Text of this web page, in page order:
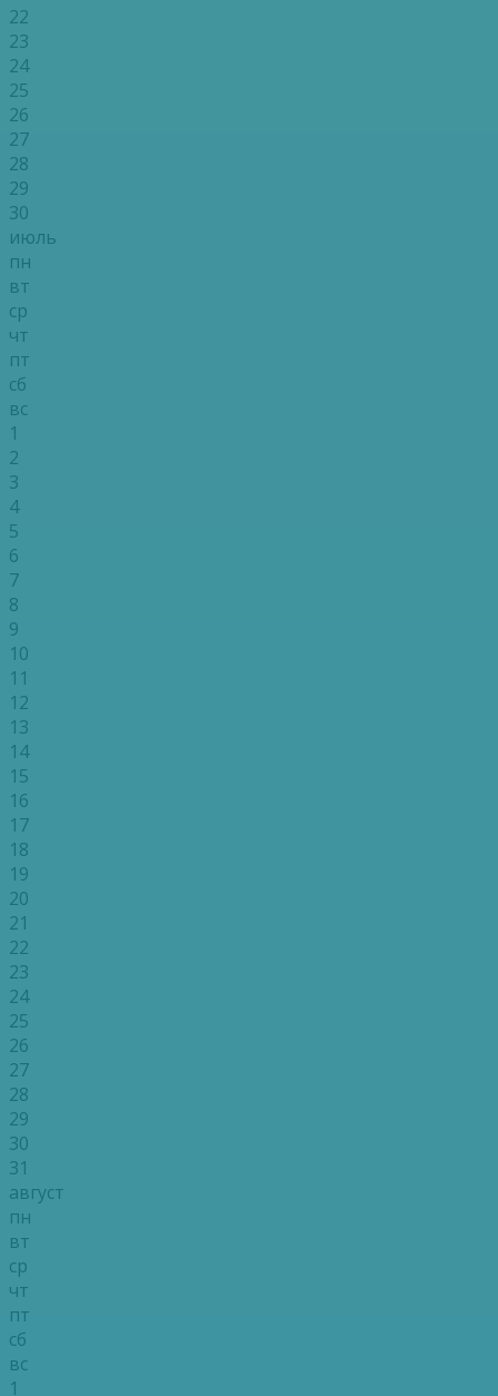
22
23
24
25
26
27
28
29
30
июль
пн
вт
ср
чт
пт
сб
вс
1
2
3
4
5
6
7
8
9
10
11
12
13
14
15
16
17
18
19
20
21
22
23
24
25
26
27
28
29
30
31
август
пн
вт
ср
чт
пт
сб
вс
1